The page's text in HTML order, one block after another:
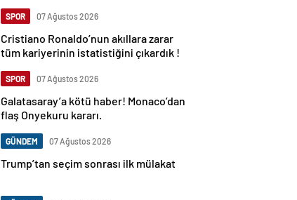
SPOR 07 Ağustos 2026
Cristiano Ronaldo’nun akıllara zarar
tüm kariyerinin istatistiğini çıkardık !
SPOR 07 Ağustos 2026
Galatasaray’a kötü haber! Monaco’dan
flaş Onyekuru kararı.
GÜNDEM 07 Ağustos 2026
Trump’tan seçim sonrası ilk mülakat